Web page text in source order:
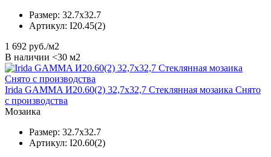
Размер: 32.7x32.7
Артикул: I20.45(2)
1 692 руб./м2
В наличии <30 м2
Irida GAMMA И20.60(2) 32,7x32,7 Стеклянная мозаика Снято
с производства
Мозаика
Размер: 32.7x32.7
Артикул: I20.60(2)